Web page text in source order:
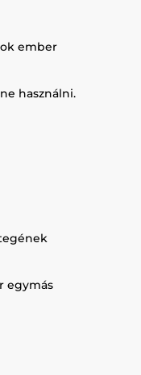
ember
használni.
egymás